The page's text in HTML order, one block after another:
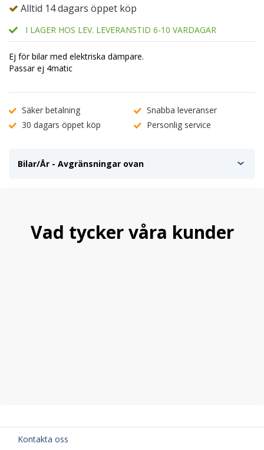
Alltid 14 dagars öppet köp
I LAGER HOS LEV. LEVERANSTID 6-10 VARDAGAR
Ej för bilar med elektriska dämpare.
Passar ej 4matic
Säker betalning
Snabba leveranser
30 dagars öppet köp
Personlig service
Bilar/År - Avgränsningar ovan
Vad tycker våra kunder
Kontakta oss